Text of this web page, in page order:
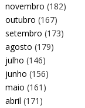
novembro (182)
outubro (167)
setembro (173)
agosto (179)
julho (146)
junho (156)
maio (161)
abril (171)